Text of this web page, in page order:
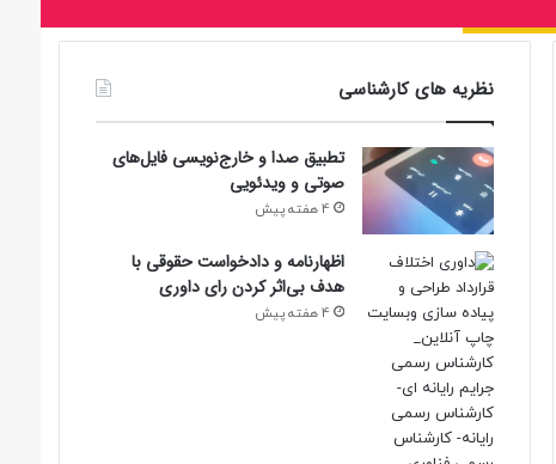
نظریه های کارشناسی
تطبیق صدا و خارج‌نویسی فایل‌های
صوتی و ویدئویی
4 هفته پیش
اظهارنامه و دادخواست حقوقی با
هدف بی‌اثر کردن رای داوری
4 هفته پیش